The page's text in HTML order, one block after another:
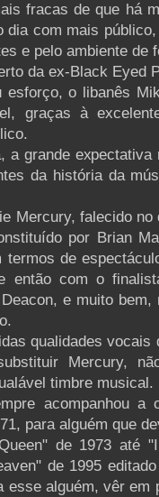
fracas de que há
dia com mais
e pelo ambiente de
da ex-Black Eyed
esforço, o libanês
graças à
a grande
da história da
Mercury, falecido
por Brian
termos de
então com o
e muito
qualidades vocais
Mercury,
timbre musical.
acompanhou a
para alguém que
de 1973 até
de 1995
esse alguém, vêr em